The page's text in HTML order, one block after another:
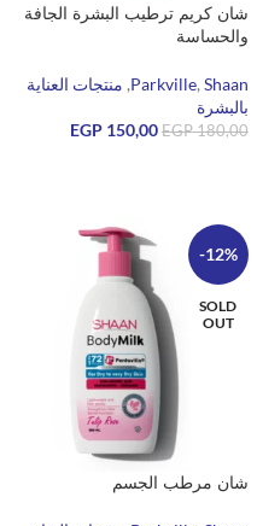
شان كريم ترطيب البشرة الجافة
والحساسة
Parkville, Shaan
, منتجات العناية
بالبشرة
EGP180,00
EGP150,00
-12%
SOLD
OUT
شان مرطب الجسم